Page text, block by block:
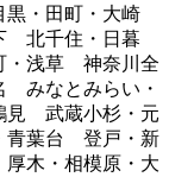
黒・田町・大崎
北千住・日暮
・浅草 神奈川全
みなとみらい・
見 武蔵小杉・元
青葉台 登戸・新
木・相模原・大